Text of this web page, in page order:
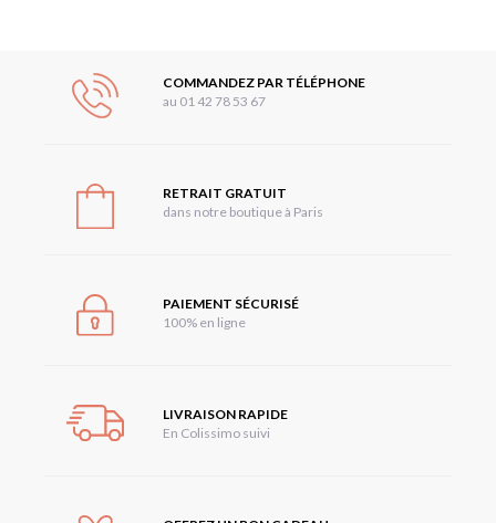
COMMANDEZ PAR TÉLÉPHONE
au 01 42 78 53 67
RETRAIT GRATUIT
dans notre boutique à Paris
PAIEMENT SÉCURISÉ
100% en ligne
LIVRAISON RAPIDE
En Colissimo suivi